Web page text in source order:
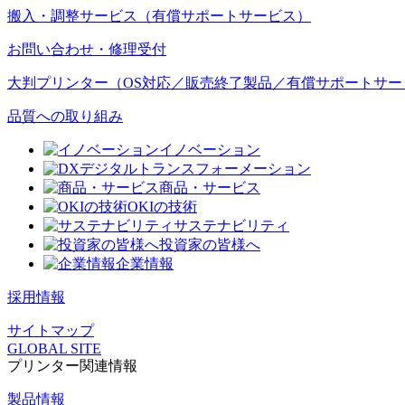
搬入・調整サービス（有償サポートサービス）
お問い合わせ・修理受付
大判プリンター（OS対応／販売終了製品／有償サポートサ
品質への取り組み
イノベーション
デジタルトランスフォーメーション
商品・サービス
OKIの技術
サステナビリティ
投資家の皆様へ
企業情報
採用情報
サイトマップ
GLOBAL SITE
プリンター関連情報
製品情報